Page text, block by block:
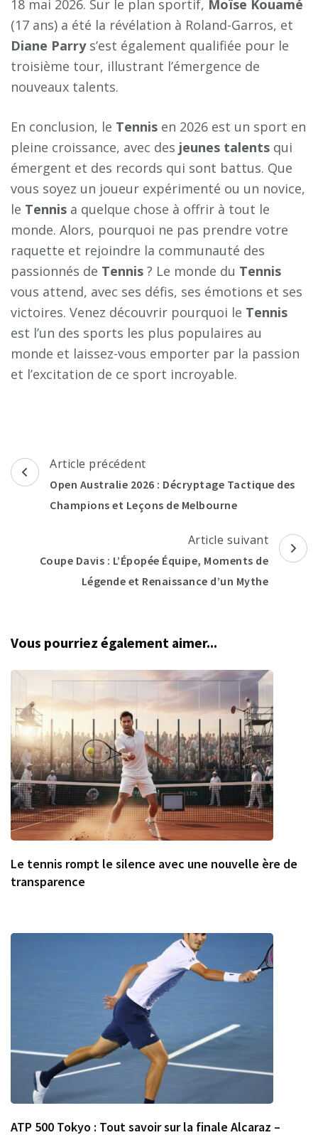
18 mai 2026. Sur le plan sportif, Moïse Kouamé
(17 ans) a été la révélation à Roland-Garros, et
Diane Parrys’est également qualifiée pour le
troisième tour, illustrant l’émergence de
nouveaux talents.
En conclusion, le Tennis en 2026 est un sport en
pleine croissance, avec des jeunes talents qui
émergent et des records qui sont battus. Que
vous soyez un joueur expérimenté ou un novice,
le Tennis a quelque chose à offrir à tout le
monde. Alors, pourquoi ne pas prendre votre
raquette et rejoindre la communauté des
passionnés de Tennis ? Le monde du Tennis
vous attend, avec ses défis, ses émotions et ses
victoires. Venez découvrir pourquoi le Tennis
est l’un des sports les plus populaires au
monde et laissez-vous emporter par la passion
et l’excitation de ce sport incroyable.
Navigation
d'article
Article précédent
Open Australie 2026 : Décryptage Tactique des
Champions et Leçons de Melbourne
Article suivant
Coupe Davis : L’Épopée Équipe, Moments de
Légende et Renaissance d’un Mythe
Vous pourriez également aimer...
Le tennis rompt le silence avec une nouvelle ère de
transparence
ATP 500 Tokyo : Tout savoir sur la finale Alcaraz –